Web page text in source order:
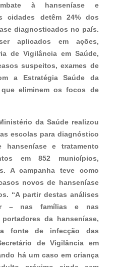
à hanseníase e
cidades detêm 24% dos
diagnosticados no país.
aplicados em ações,
de Vigilância em Saúde,
suspeitos, exames de
a Estratégia Saúde da
eliminem os focos de
da Saúde realizou
escolas para diagnóstico
e tratamento
em 852 municípios,
A campanha teve como
novos de hanseníase
“A partir destas análises
– nas famílias e nas
da hanseníase,
fonte de infecção das
de Vigilância em
há um caso em criança